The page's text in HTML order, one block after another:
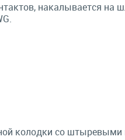
накалывается на
колодки со